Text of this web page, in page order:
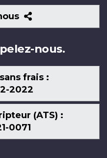
Suivez-
nous
nous.
frais :
2022
(ATS) :
0071